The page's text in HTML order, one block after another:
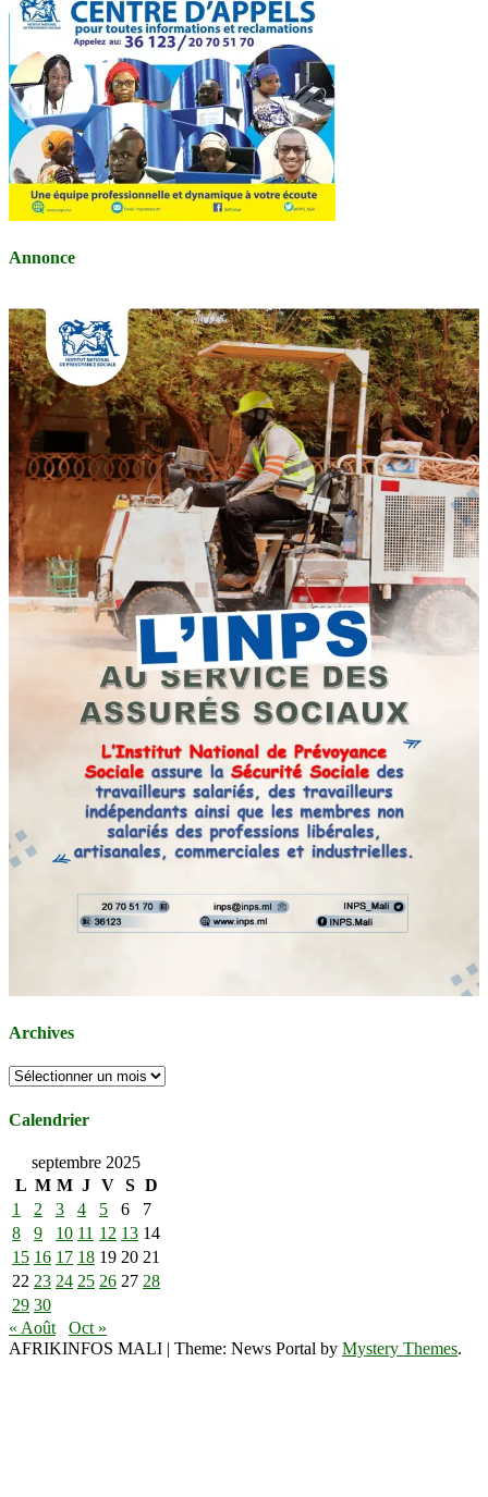
Annonce
Archives
Archives
Calendrier
septembre 2025
L M M J V S D
1
2 3 4 5 6
7
8
9 10 11 12 13 14
15 16 17 18 19 20 21
22 23 24 25 26 27 28
29 30
« Août
Oct »
AFRIKINFOS MALI | Theme: News Portal by Mystery Themes.